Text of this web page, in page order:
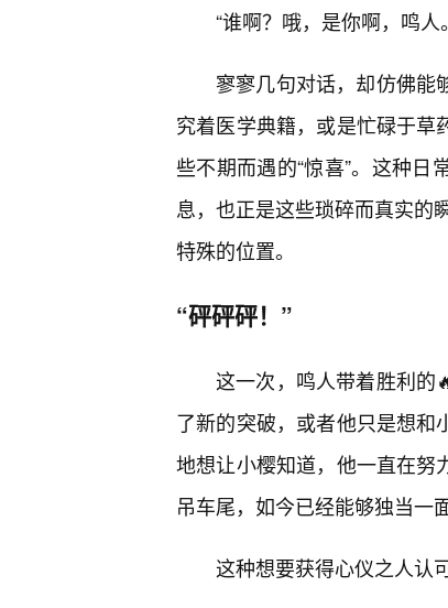
“谁啊？哦，是你啊，鸣
寥寥几句对话，却仿佛能
究着医学典籍，或是忙碌于
些不期而遇的“惊喜”。这种
息，也正是这些琐碎而真实的
特殊的位置。
“砰砰砰！”
这一次，鸣人带着胜利的
了新的突破，或者他只是想
地想让小樱知道，他一直在努
吊车尾，如今已经能够独当一面
这种想要获得心仪之人认